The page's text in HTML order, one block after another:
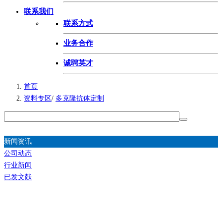
联系我们
联系方式
业务合作
诚聘英才
首页
资料专区/ 多克隆抗体定制
新闻资讯
公司动态
行业新闻
已发文献